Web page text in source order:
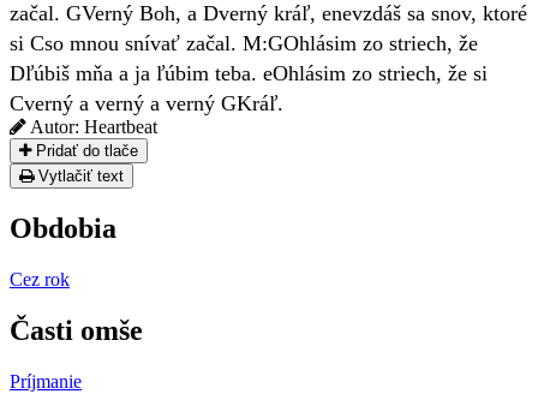
začal. GVerný Boh, a Dverný kráľ, enevzdáš sa snov, ktoré
si Cso mnou snívať začal. M:GOhlásim zo striech, že
Dľúbiš mňa a ja ľúbim teba. eOhlásim zo striech, že si
Cverný a verný a verný GKráľ.
Autor: Heartbeat
Pridať do tlače
Vytlačiť text
Obdobia
Cez rok
Časti omše
Príjmanie